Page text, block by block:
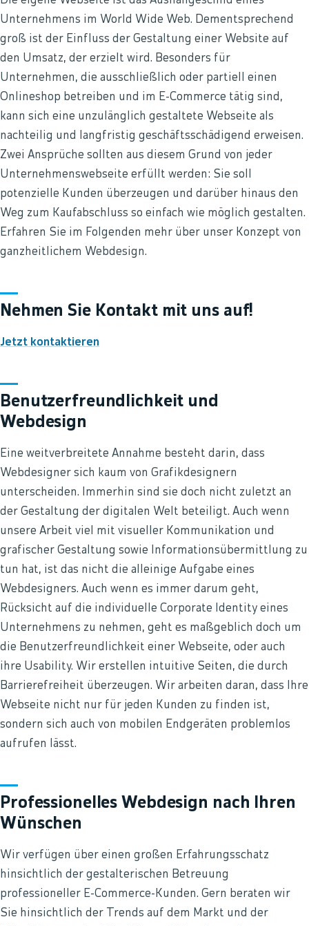
Unternehmens im World Wide Web. Dementsprechend
groß ist der Einfluss der Gestaltung einer Website auf
den Umsatz, der erzielt wird. Besonders für
Unternehmen, die ausschließlich oder partiell einen
Onlineshop betreiben und im E-Commerce tätig sind,
kann sich eine unzulänglich gestaltete Webseite als
nachteilig und langfristig geschäftsschädigend erweisen.
Zwei Ansprüche sollten aus diesem Grund von jeder
Unternehmenswebseite erfüllt werden: Sie soll
potenzielle Kunden überzeugen und darüber hinaus den
Weg zum Kaufabschluss so einfach wie möglich gestalten.
Erfahren Sie im Folgenden mehr über unser Konzept von
ganzheitlichem Webdesign.
Nehmen Sie Kontakt mit uns auf!
Jetzt kontaktieren
Benutzerfreundlichkeit und
Webdesign
Eine weitverbreitete Annahme besteht darin, dass
Webdesigner sich kaum von Grafikdesignern
unterscheiden. Immerhin sind sie doch nicht zuletzt an
der Gestaltung der digitalen Welt beteiligt. Auch wenn
unsere Arbeit viel mit visueller Kommunikation und
grafischer Gestaltung sowie Informationsübermittlung zu
tun hat, ist das nicht die alleinige Aufgabe eines
Webdesigners. Auch wenn es immer darum geht,
Rücksicht auf die individuelle Corporate Identity eines
Unternehmens zu nehmen, geht es maßgeblich doch um
die Benutzerfreundlichkeit einer Webseite, oder auch
ihre Usability. Wir erstellen intuitive Seiten, die durch
Barrierefreiheit überzeugen. Wir arbeiten daran, dass Ihre
Webseite nicht nur für jeden Kunden zu finden ist,
sondern sich auch von mobilen Endgeräten problemlos
aufrufen lässt.
Professionelles Webdesign nach Ihren
Wünschen
Wir verfügen über einen großen Erfahrungsschatz
hinsichtlich der gestalterischen Betreuung
professioneller E-Commerce-Kunden. Gern beraten wir
Sie hinsichtlich der Trends auf dem Markt und der